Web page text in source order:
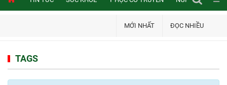
MỚI NHẤT ĐỌC NHIỀU
TAGS